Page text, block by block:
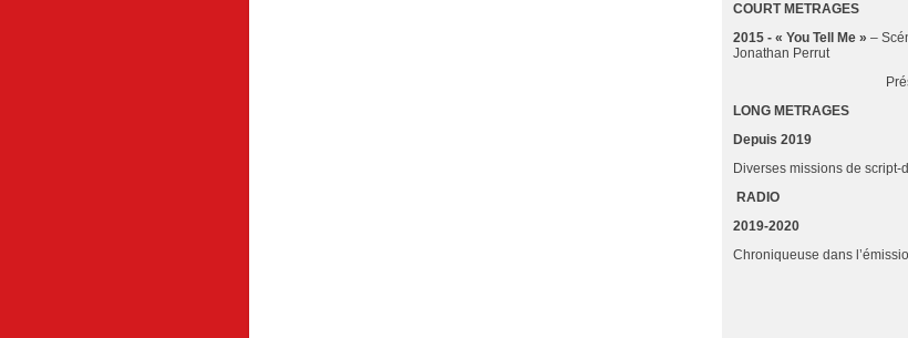
COURT METRAGES
2015 - « You Tell Me » –
Jonathan Perrut
Présenté au
LONG METRAGES
Depuis 2019
Diverses missions de
RADIO
2019-2020
Chroniqueuse dans